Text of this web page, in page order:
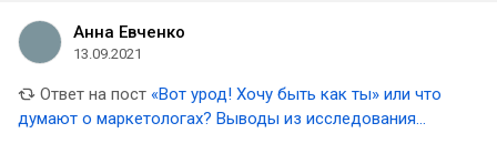
Анна Евченко
13.09.2021
Ответ на пост «Вот урод! Хочу быть как ты» или что
думают о маркетологах? Выводы из исследования